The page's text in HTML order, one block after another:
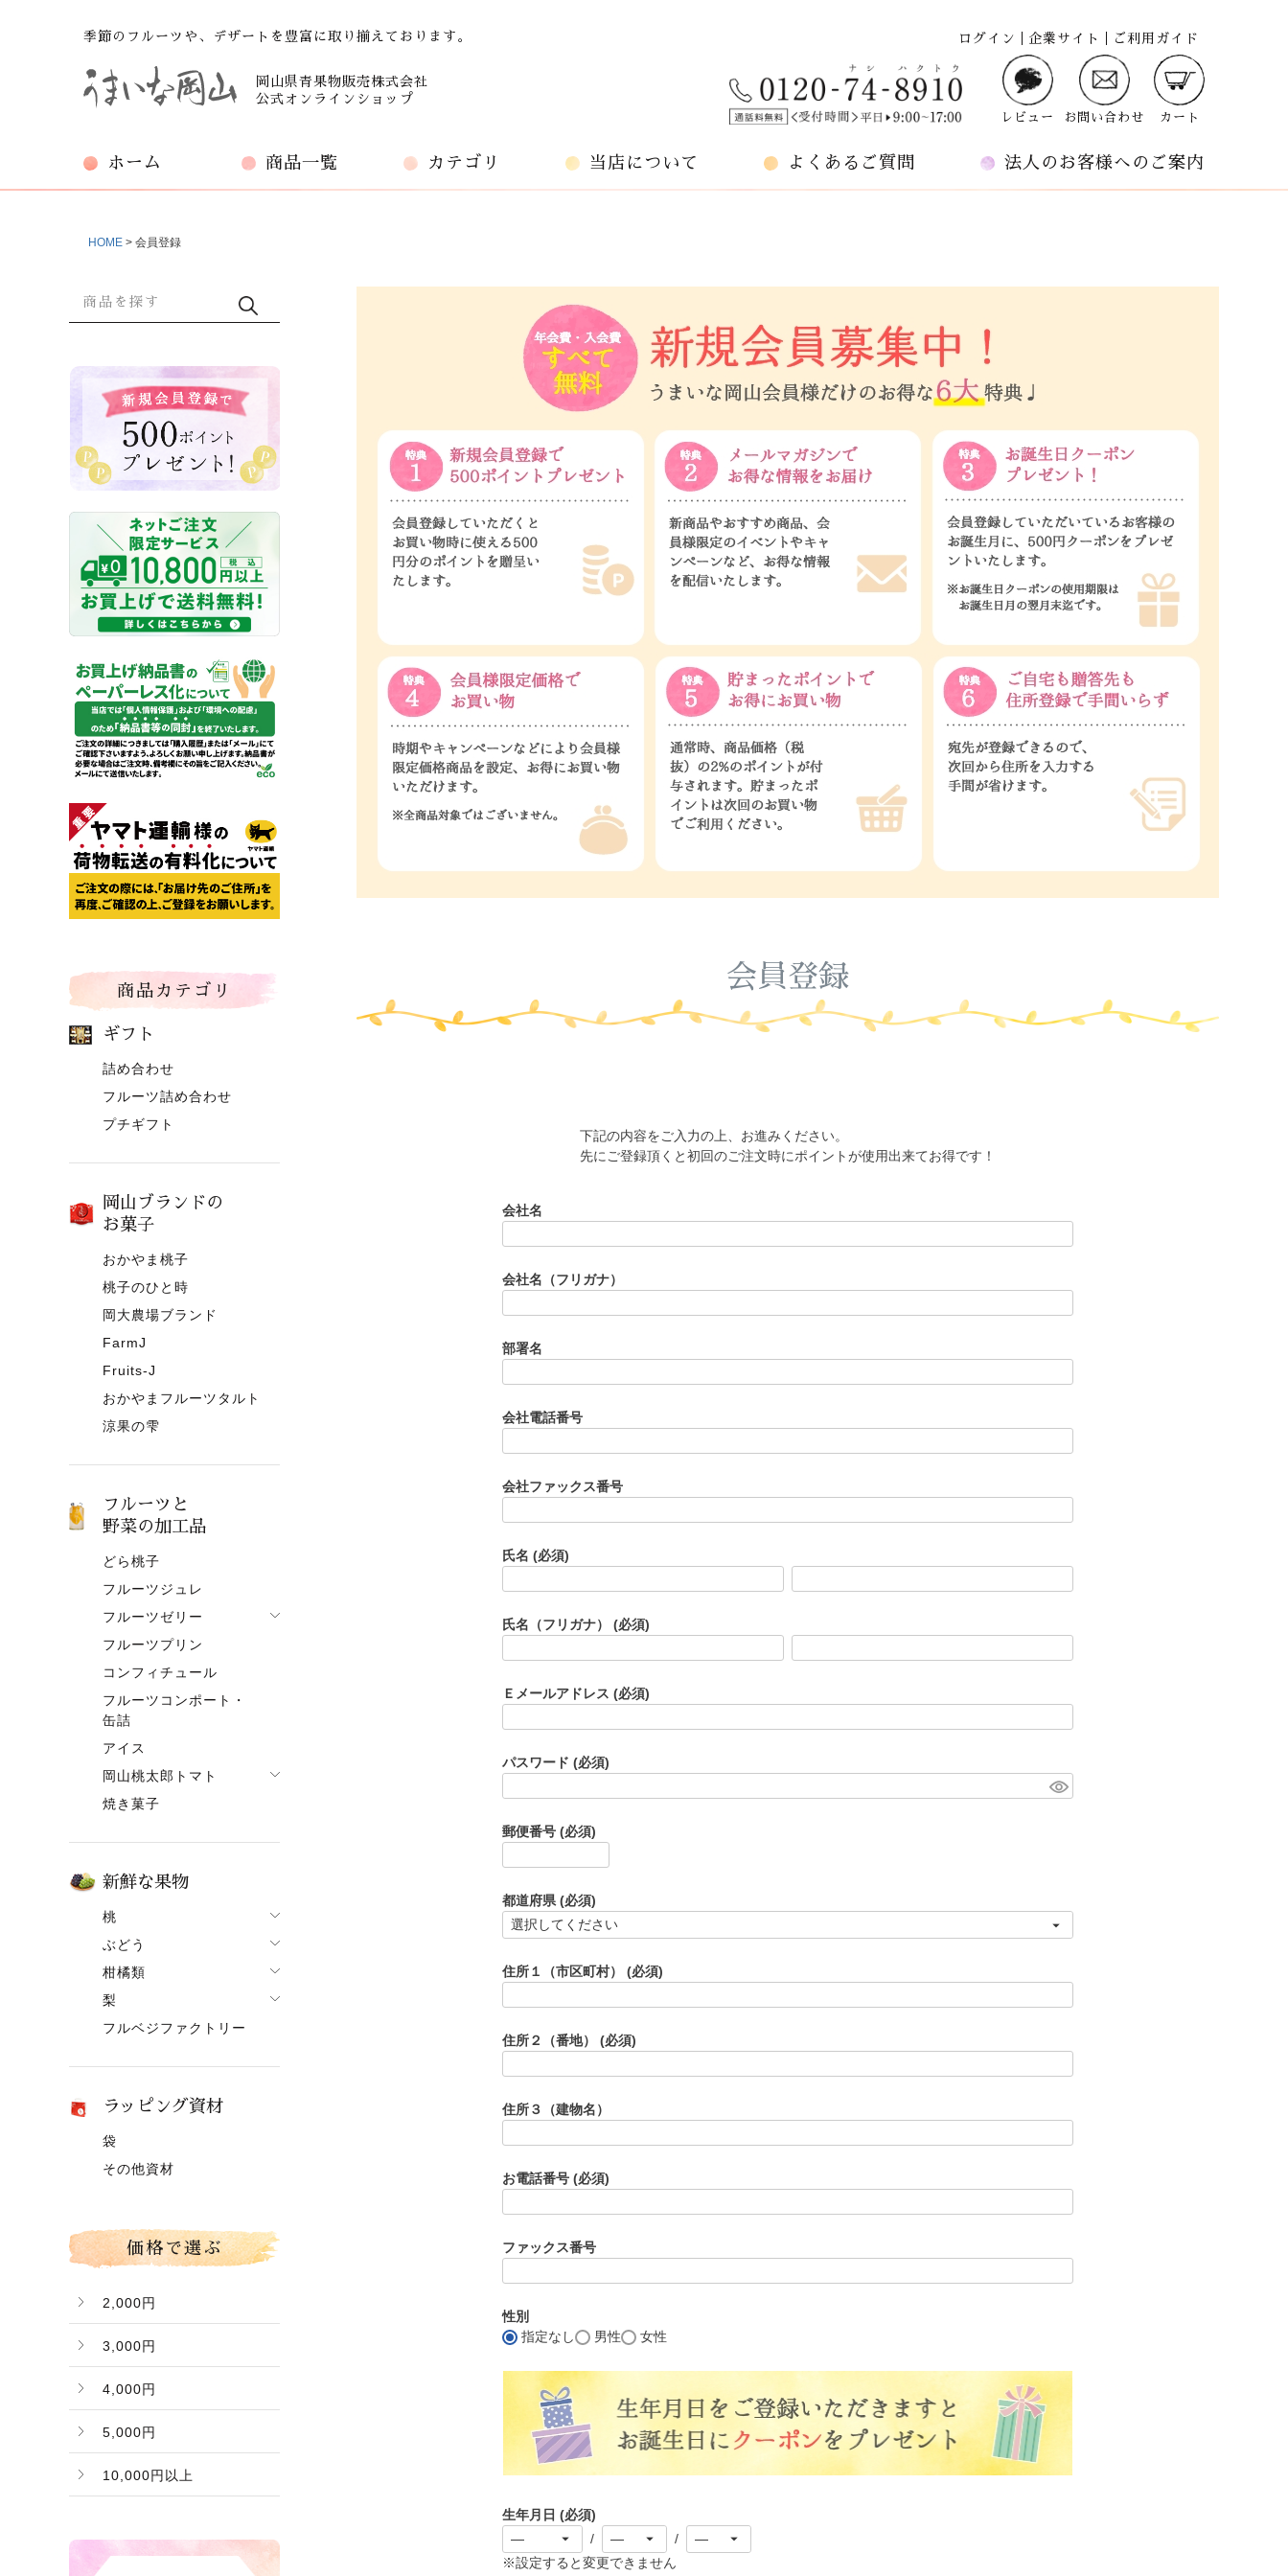
季節のフルーツや、デザートを豊富に取り揃えております。
岡山県青果物販売株式会社
公式オンラインショップ
ログイン 企業サイト ご利用ガイド
レビュー お問い合わせ カート
ホーム 商品一覧 カテゴリ 当店について よくあるご質問 法人のお客様へのご案内
HOME 会員登録
商品検索
商品カテゴリ
ギフト
詰め合わせ
フルーツ詰め合わせ
プチギフト
岡山ブランドの
お菓子
おかやま桃子
桃子のひと時
岡大農場ブランド
FarmJ
Fruits-J
おかやまフルーツタルト
涼果の雫
フルーツと
野菜の加工品
どら桃子
フルーツジュレ
フルーツゼリー
フルーツゼリー一覧
果肉入りタイプ
ピューレタイプ
フルーツプリン
コンフィチュール
フルーツコンポート・
缶詰
アイス
岡山桃太郎トマト
でざあととまと
焼き菓子
新鮮な果物
桃
桃一覧
白鳳【7月上旬～】
おかやま夢白桃【7月中
黄金桃【9月上旬頃～】
～】
ぶどう
ぶどう一覧
シャインマスカット
柑橘類
せとか
梨
梨一覧
フルベジファクトリー
ラッピング資材
袋
その他資材
価格で選ぶ
2,000円
3,000円
4,000円
5,000円
10,000円以上
会員登録
下記の内容をご入力の上、お進みください。
先にご登録頂くと初回のご注文時にポイントが使用出来てお得です！
会社名
会社名（フリガナ）
部署名
会社電話番号
会社ファックス番号
氏名 (必須)
氏名（フリガナ） (必須)
Ｅメールアドレス (必須)
パスワード (必須)
郵便番号 (必須)
都道府県(必須)
住所１（市区町村） (必須)
住所２（番地） (必須)
住所３（建物名）
お電話番号 (必須)
ファックス番号
性別
指定なし
男性 女性
生年月日 (必須)
※設定すると変更できません